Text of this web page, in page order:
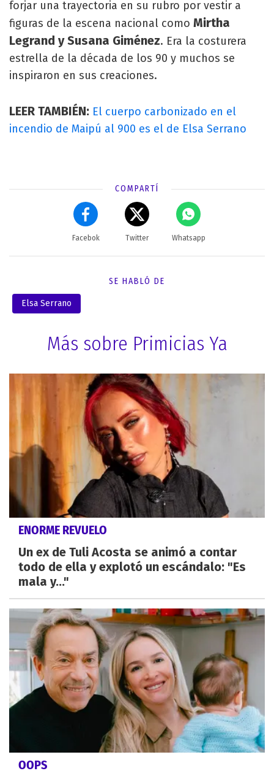
forjar una trayectoria en su rubro por vestir a
figuras de la escena nacional como Mirtha
Legrand y Susana Giménez. Era la costurera
estrella de la década de los 90 y muchos se
inspiraron en sus creaciones.
LEER TAMBIÉN: El cuerpo carbonizado en el
incendio de Maipú al 900 es el de Elsa Serrano
COMPARTÍ
Facebok Twitter Whatsapp
SE HABLÓ DE
Elsa Serrano
Más sobre Primicias Ya
ENORME REVUELO
Un ex de Tuli Acosta se animó a contar
todo de ella y explotó un escándalo: "Es
mala y..."
OOPS